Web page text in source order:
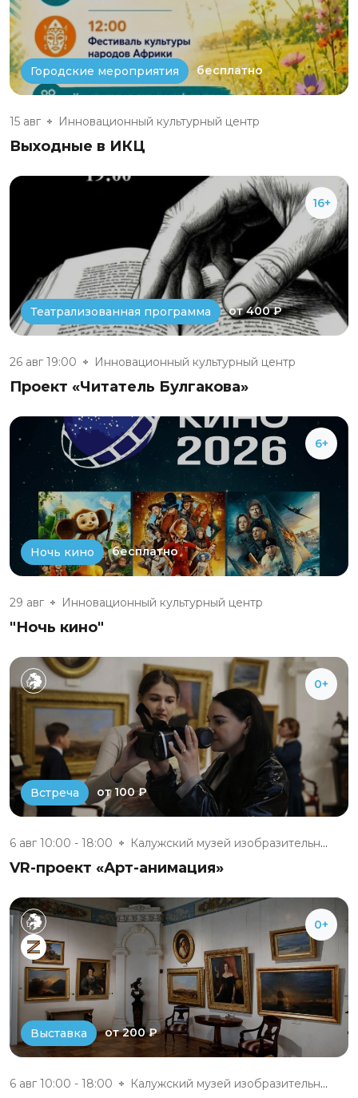
Городские мероприятия бесплатно
15 авг Инновационный культурный центр
Выходные в ИКЦ
16+
Театрализованная программа от 400 ₽
26 авг 19:00 Инновационный культурный центр
Проект «Читатель Булгакова»
6+
Ночь кино бесплатно
29 авг Инновационный культурный центр
"Ночь кино"
0+
Встреча от 100 ₽
6 авг 10:00 - 18:00 Калужский музей изобразительны...
VR-проект «Арт-анимация»
0+
Выставка от 200 ₽
6 авг 10:00 - 18:00 Калужский музей изобразительны...